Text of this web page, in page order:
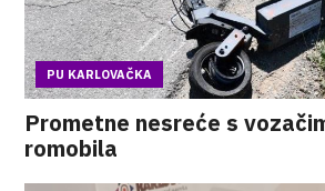
PU KARLOVAČKA
Prometne nesreće s
romobila